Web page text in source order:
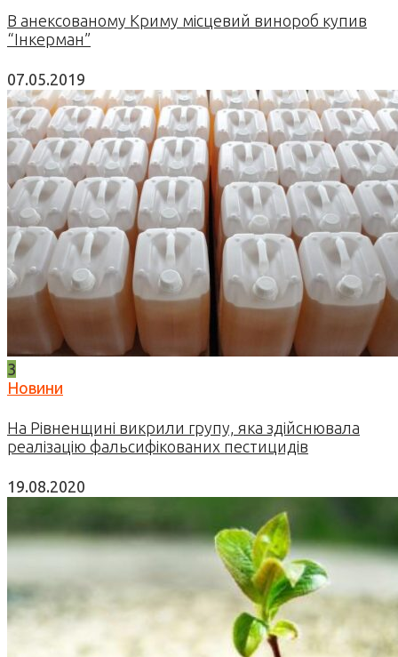
В анексованому Криму місцевий винороб купив
“Інкерман”
07.05.2019
3
Новини
На Рівненщині викрили групу, яка здійснювала
реалізацію фальсифікованих пестицидів
19.08.2020